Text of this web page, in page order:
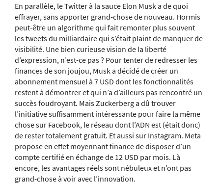
En parallèle, le Twitter à la sauce Elon Musk a de quoi
effrayer, sans apporter grand-chose de nouveau. Hormis
peut-être un algorithme qui fait remonter plus souvent
les tweets du milliardaire qui s’était plaint de manquer de
visibilité. Une bien curieuse vision de la liberté
d’expression, n’est-ce pas ? Pour tenter de redresser les
finances de son joujou, Musk a décidé de créer un
abonnement mensuel à 7 USD dont les fonctionnalités
restent à démontrer et qui n’a d’ailleurs pas rencontré un
succès foudroyant. Mais Zuckerberg a dû trouver
l’initiative suffisamment intéressante pour faire la même
chose sur Facebook, le réseau dont l’ADN est (était donc)
de rester totalement gratuit. Et aussi sur Instagram. Meta
propose en effet moyennant finance de disposer d’un
compte certifié en échange de 12 USD par mois. Là
encore, les avantages réels sont nébuleux et n’ont pas
grand-chose à voir avec l’innovation.